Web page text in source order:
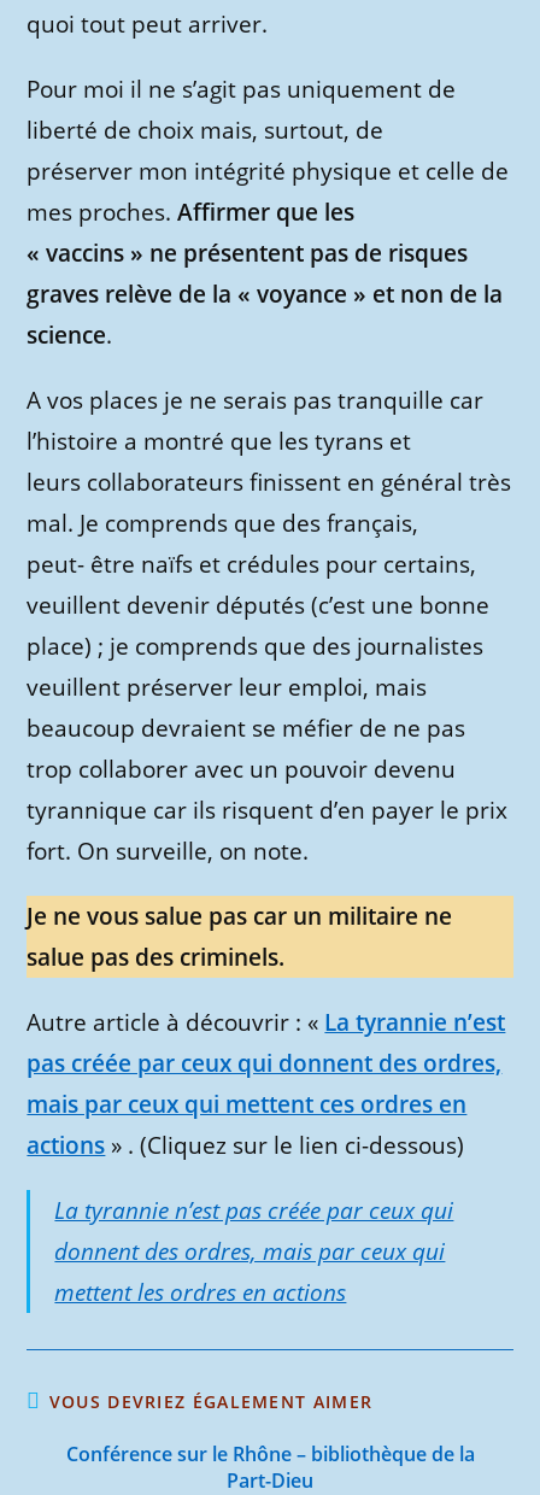
quoi tout peut arriver.
Pour moi il ne s’agit pas uniquement de
liberté de choix mais, surtout, de
préserver mon intégrité physique et celle de
mes proches.Affirmer que les
« vaccins » ne présentent pas de risques
graves relève de la « voyance » et non de la
science.
A vos places je ne serais pas tranquille car
l’histoire a montré que les tyrans et
leurs collaborateurs finissent en général très
mal. Je comprends que des français,
peut- être naïfs et crédules pour certains,
veuillent devenir députés (c’est une bonne
place) ; je comprends que des journalistes
veuillent préserver leur emploi, mais
beaucoup devraient se méfier de ne pas
trop collaborer avec un pouvoir devenu
tyrannique car ils risquent d’en payer le prix
fort. On surveille, on note.
Je ne vous salue pas car un militaire ne
salue pas des criminels.
Autre article à découvrir : « La tyrannie n’est
pas créée par ceux qui donnent des ordres,
mais par ceux qui mettent ces ordres en
actions » . (Cliquez sur le lien ci-dessous)
La tyrannie n’est pas créée par ceux qui
donnent des ordres, mais par ceux qui
mettent les ordres en actions
VOUS DEVRIEZ ÉGALEMENT AIMER
Conférence sur le Rhône – bibliothèque de la
Part-Dieu